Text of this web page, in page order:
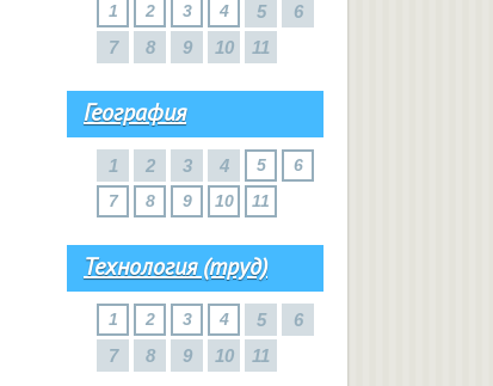
1 2 3 4 5
6
7
8 9 10 11
География
1 2 3 4 5
6
7
8 9 10 11
Технология (труд)
1 2 3 4 5
6
7
8 9 10 11